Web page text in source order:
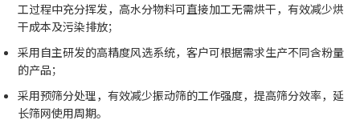
工过程中充分挥发，高水分物料可直接加工无需烘干，有效减少烘
干成本及污染排放；
采用自主研发的高精度风选系统，客户可根据需求生产不同含粉量
的产品；
采用预筛分处理，有效减少振动筛的工作强度，提高筛分效率，延
长筛网使用周期。